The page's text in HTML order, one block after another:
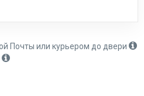
Почты или курьером до двери